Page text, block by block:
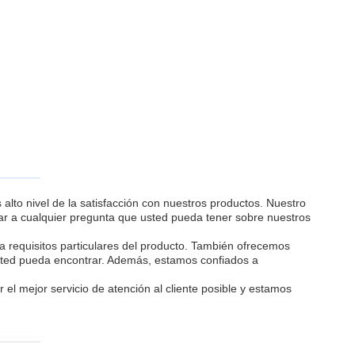
nivel de la satisfacción con nuestros productos. Nuestro
a cualquier pregunta que usted pueda tener sobre nuestros
particulares del producto. También ofrecemos
pueda encontrar. Además, estamos confiados a
mejor servicio de atención al cliente posible y estamos